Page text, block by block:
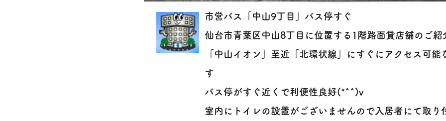
市営バス「中山9丁目」バス停すぐ
仙台市青葉区中山8丁目に位置する1階路面貸店舗のご
「中山イオン」至近「北環状線」にすぐにアクセス可能
す
バス停がすぐ近くで利便性良好(*^^)v
室内にトイレの設置がございませんので入居者にて取り